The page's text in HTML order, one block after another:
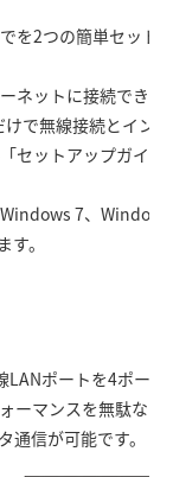
を2つの簡単セット
ネットに接続でき
で無線接続とイン
セットアップガイ
7、
。
LANポートを4ポー
ーマンスを無駄な
信が可能です。